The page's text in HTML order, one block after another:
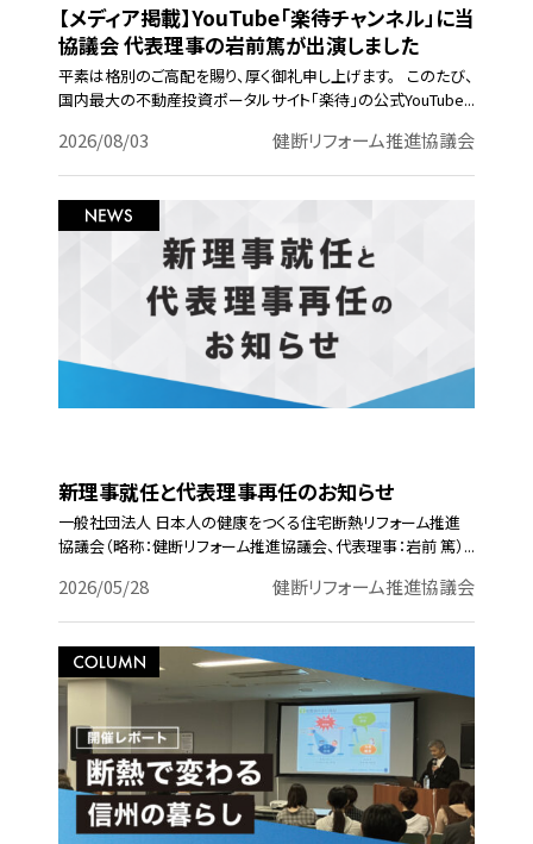
【メディア掲載】YouTube「楽待チャンネル」に当
協議会 代表理事の岩前篤が出演しました
平素は格別のご高配を賜り、厚く御礼申し上げます。 このたび、
国内最大の不動産投資ポータルサイト「楽待」の公式YouTube...
2026/08/03 健断リフォーム推進協議会
新理事就任と代表理事再任のお知らせ
一般社団法人 日本人の健康をつくる住宅断熱リフォーム推進
協議会（略称：健断リフォーム推進協議会、代表理事：岩前 篤）...
2026/05/28 健断リフォーム推進協議会